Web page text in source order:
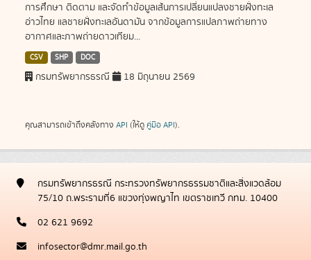
การศึกษา ติดตาม และจัดทำข้อมูลเส้นการเปลี่ยนแปลงชายฝั่งทะเล
อ่าวไทย แลชายฝั่งทะเลอันดามัน จากข้อมูลการแปลภาพถ่ายทาง
อากาศและภาพถ่ายดาวเทียม...
CSV SHP DOC
กรมทรัพยากรธรณี 18 มิถุนายน 2569
คุณสามารถเข้าถึงคลังทาง API (ให้ดู คู่มือ API).
กรมทรัพยากรธรณี กระทรวงทรัพยากรธรรมชาติและสิ่งแวดล้อม
75/10 ถ.พระรามที่6 แขวงทุ่งพญาไท เขตราชเทวี กทม. 10400
02 621 9692
infosector@dmr.mail.go.th